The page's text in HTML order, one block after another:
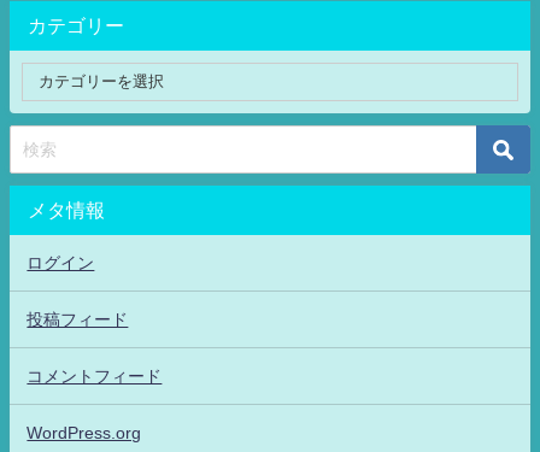
カテゴリー
メタ情報
ログイン
投稿フィード
コメントフィード
WordPress.org